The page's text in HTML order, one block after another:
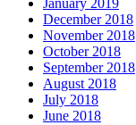
January 2019
December 2018
November 2018
October 2018
September 2018
August 2018
July 2018
June 2018